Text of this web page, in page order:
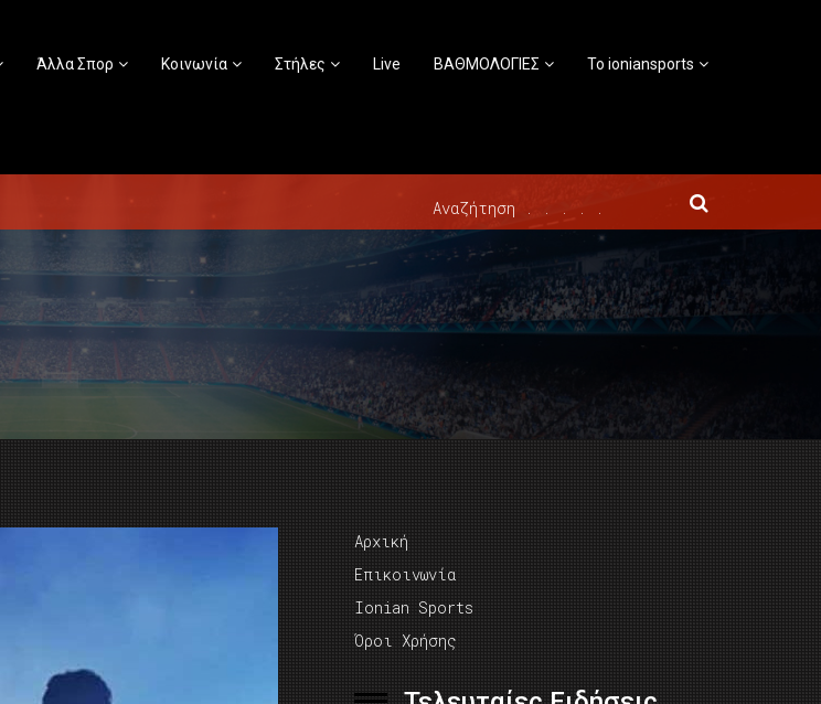
Άλλα Σπορ Κοινωνία Στήλες Live ΒΑΘΜΟΛΟΓΙΕΣ Το ioniansports
Αρχική
Επικοινωνία
Ionian Sports
Όροι Χρήσης